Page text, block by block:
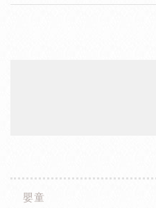
嬰童